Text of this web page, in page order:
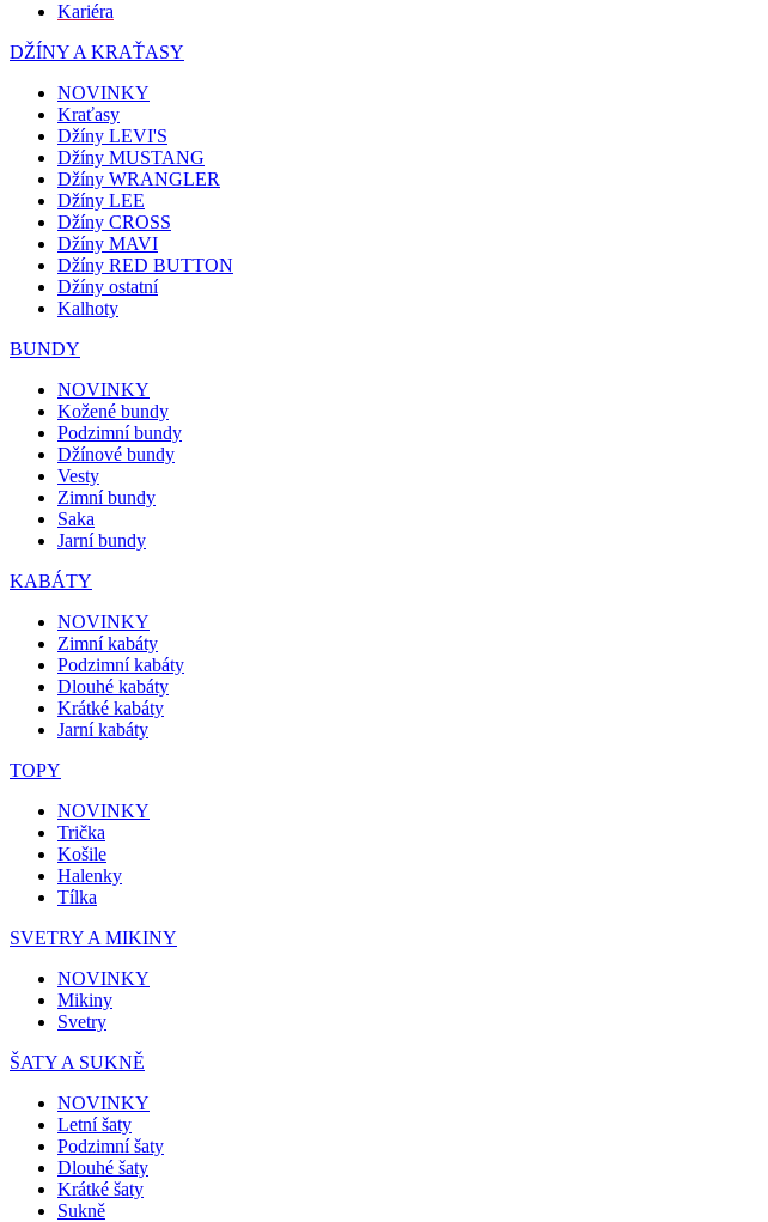
Kariéra
DŽÍNY A KRAŤASY
NOVINKY
Kraťasy
Džíny LEVI'S
Džíny MUSTANG
Džíny WRANGLER
Džíny LEE
Džíny CROSS
Džíny MAVI
Džíny RED BUTTON
Džíny ostatní
Kalhoty
BUNDY
NOVINKY
Kožené bundy
Podzimní bundy
Džínové bundy
Vesty
Zimní bundy
Saka
Jarní bundy
KABÁTY
NOVINKY
Zimní kabáty
Podzimní kabáty
Dlouhé kabáty
Krátké kabáty
Jarní kabáty
TOPY
NOVINKY
Trička
Košile
Halenky
Tílka
SVETRY A MIKINY
NOVINKY
Mikiny
Svetry
ŠATY A SUKNĚ
NOVINKY
Letní šaty
Podzimní šaty
Dlouhé šaty
Krátké šaty
Sukně